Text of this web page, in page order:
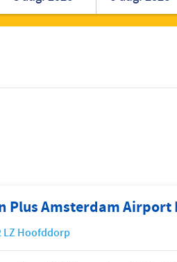
Roemeens
Plus Amsterdam Airport
LZ Hoofddorp